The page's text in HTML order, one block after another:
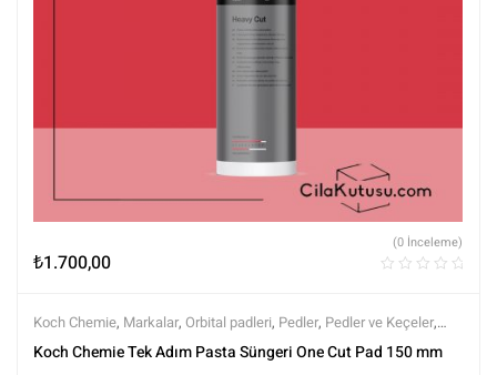
₺1.700,00
(0 İnceleme)
Koch Chemie, Markalar, Orbital padleri, Pedler, Pedler ve Keçeler,
Polisaj,Polisaj ve Parlatma,Tüm Ürünler, Tüm Ürünler
Koch Chemie Tek Adım Pasta Süngeri One Cut Pad 150 mm